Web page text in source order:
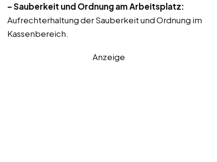
– Sauberkeit und Ordnung am Arbeitsplatz:
Aufrechterhaltung der Sauberkeit und Ordnung im
Kassenbereich.
Anzeige